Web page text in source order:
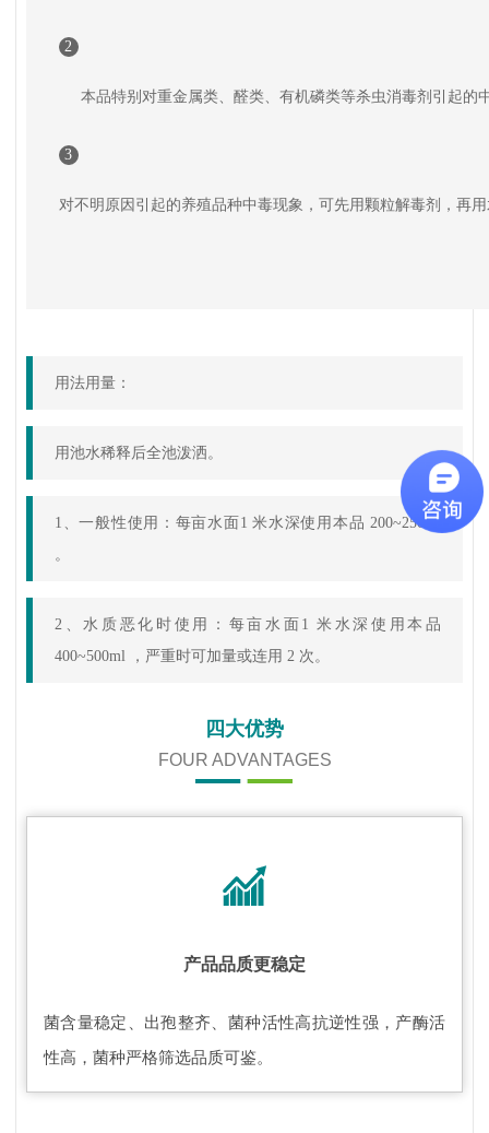
2
本品特别对重金属类、醛类、有机磷类等杀虫消毒剂引起
3
对不明原因引起的养殖品种中毒现象，可先用颗粒解毒剂，再
用法用量：
用池水稀释后全池泼洒。
1 、一般性使用：每亩水面 1 米水深使用本品 200~250ml
。
2、水质恶化时使用：每亩水面 1 米水深使用本品
400~500ml
，严重时可加量或连用 2 次。
四大优势
FOUR ADVANTAGES
产品品质更稳定
菌含量稳定、出孢整齐、菌种活性高抗逆性强，产酶活
性高，菌种严格筛选品质可鉴。